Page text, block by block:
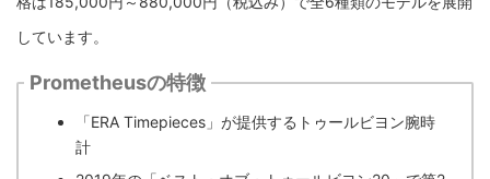
しています。
Prometheusの特徴
「ERA Timepieces」が提供するトゥールビヨン腕時
計